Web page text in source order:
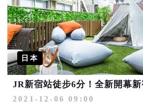
日本
2021-12-06 09:00